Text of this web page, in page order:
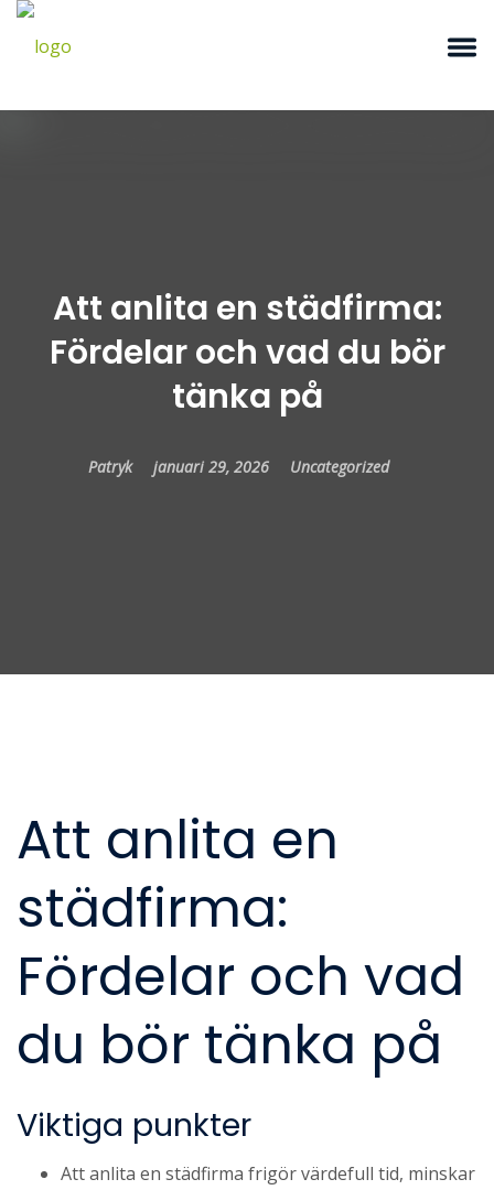
Att anlita en städfirma:
Fördelar och vad du bör
tänka på
Patryk januari 29, 2026 Uncategorized
Att anlita en
städfirma:
Fördelar och vad
du bör tänka på
Viktiga punkter
Att anlita en städfirma frigör värdefull tid, minskar